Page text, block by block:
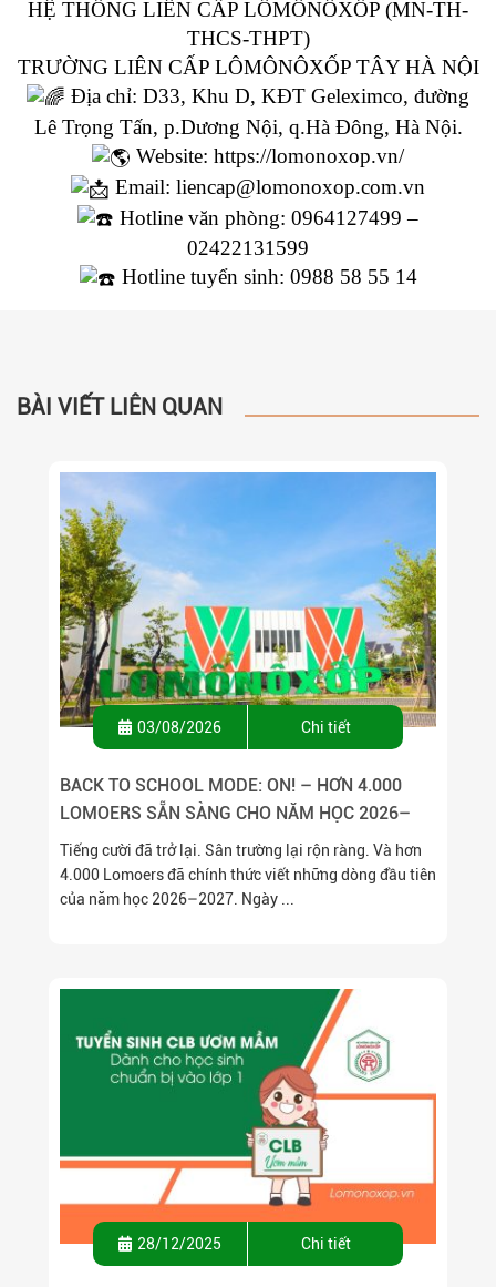
HỆ THỐNG LIÊN CẤP LÔMÔNÔXỐP (MN-TH-
THCS-THPT)
TRƯỜNG LIÊN CẤP LÔMÔNÔXỐP TÂY HÀ NỘI
Địa chỉ: D33, Khu D, KĐT Geleximco, đường
Lê Trọng Tấn, p.Dương Nội, q.Hà Đông, Hà Nội.
Website: https://lomonoxop.vn/
Email: liencap@lomonoxop.com.vn
Hotline văn phòng: 0964127499 –
02422131599
Hotline tuyển sinh: 0988 58 55 14
BÀI VIẾT LIÊN QUAN
03/08/2026 Chi tiết
BACK TO SCHOOL MODE: ON! – HƠN 4.000
LOMOERS SẴN SÀNG CHO NĂM HỌC 2026–
2027
Tiếng cười đã trở lại. Sân trường lại rộn ràng. Và hơn
4.000 Lomoers đã chính thức viết những dòng đầu tiên
của năm học 2026–2027. Ngày ...
28/12/2025 Chi tiết